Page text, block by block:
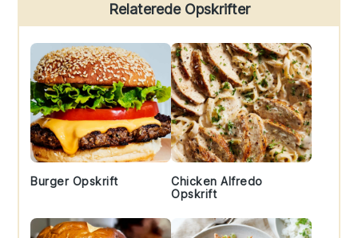
Sidebar
Relaterede Opskrifter
Burger Opskrift
Chicken Alfredo
Opskrift